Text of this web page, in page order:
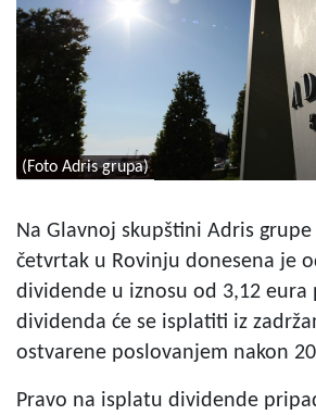
(Foto Adris grupa)
Na Glavnoj skupštini Adris
četvrtak u Rovinju donesena je
dividende u iznosu od 3,12 eura
dividenda će se isplatiti iz
ostvarene poslovanjem nakon
Pravo na isplatu dividende